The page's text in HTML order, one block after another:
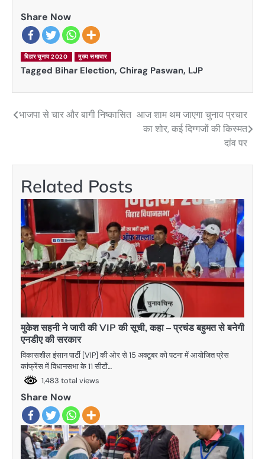
Share Now
बिहार चुनाव 2020 मुख्य समाचार
Tagged Bihar Election, Chirag Paswan, LJP
Post
भाजपा से चार और बागी निष्कासित आज शाम थम जाएगा चुनाव प्रचार
का शोर, कई दिग्गजों की किस्मत
दांव पर
Related Posts
मुकेश सहनी ने जारी की VIP की सूची, कहा – प्रचंड बहुमत से बनेगी
एनडीए की सरकार
विकासशील इंसान पार्टी [VIP] की ओर से 15 अक्‍टूबर को पटना में आयोजित प्रेस
कांफ्रेंस में विधानसभा के 11 सीटों…
1,483 total views
Share Now